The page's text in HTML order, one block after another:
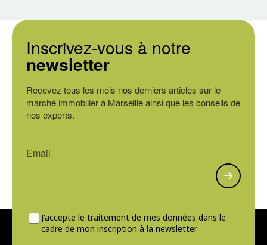
Inscrivez-vous à notre
newsletter
Recevez tous les mois nos derniers articles sur le
marché immobilier à Marseille ainsi que les conseils de
nos experts.
J'accepte le traitement de mes données dans le
cadre de mon inscription à la newsletter